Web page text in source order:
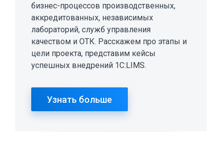
бизнес-процессов производственных,
аккредитованных, независимых
лабораторий, служб управления
качеством и ОТК. Расскажем про этапы и
цели проекта, представим кейсы
успешных внедрений 1С:LIMS.
Узнать больше